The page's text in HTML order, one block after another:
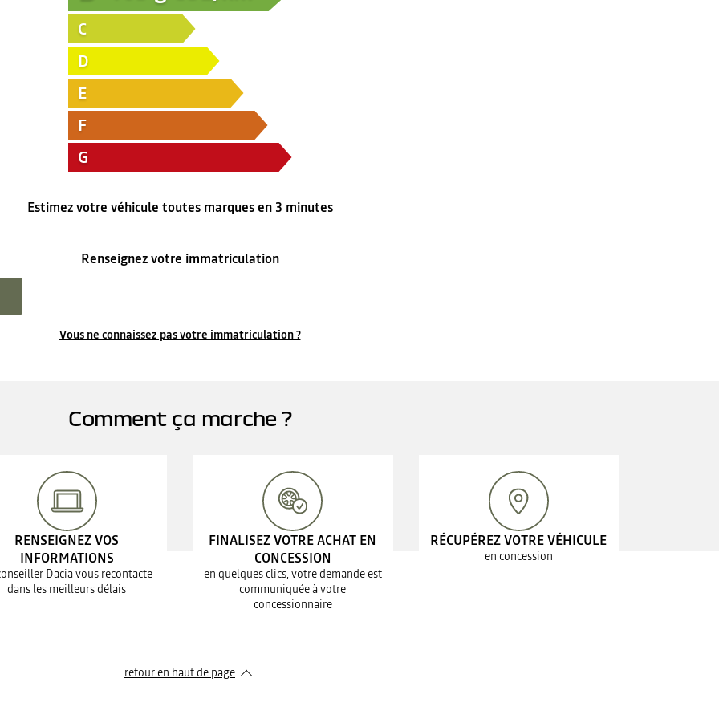
C
D
E
F
G
Estimez votre véhicule toutes marques en 3 minutes
Renseignez votre immatriculation
Vous ne connaissez pas votre immatriculation ?
Comment ça marche ?
RENSEIGNEZ VOS
INFORMATIONS
Dacia vous recontacte
dans les meilleurs délais
FINALISEZ VOTRE ACHAT EN
CONCESSION
en quelques clics, votre demande est
communiquée à votre
concessionnaire
RÉCUPÉREZ VOTRE VÉHICULE
en concession
retour en haut de page​